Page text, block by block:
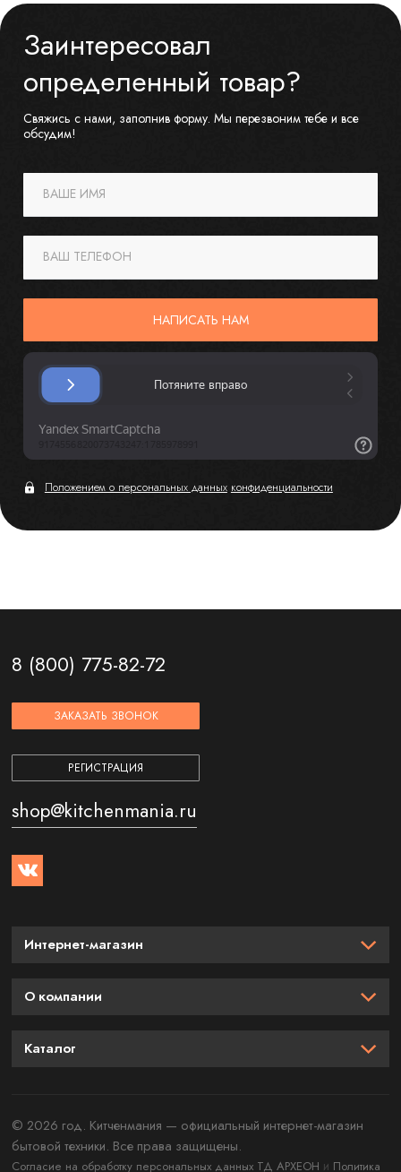
Заинтересовал
определенный товар?
Свяжись с нами, заполнив форму. Мы перезвоним тебе и все
обсудим!
ВАШЕ ИМЯ
ВАШ ТЕЛЕФОН
НАПИСАТЬ НАМ
Положением о персональных данных конфиденциальности
8 (800) 775-82-72
ЗАКАЗАТЬ ЗВОНОК
РЕГИСТРАЦИЯ
shop@kitchenmania.ru
Интернет-магазин
О компании
Каталог
© 2026 год. Китченмания — официальный интернет-магазин
бытовой техники. Все права защищены.
Согласие на обработку персональных данных ТД АРХЕОН и Политика